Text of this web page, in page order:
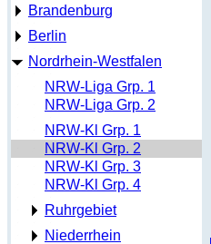
Brandenburg
Berlin
Nordrhein-Westfalen
NRW-Liga Grp. 1
NRW-Liga Grp. 2
NRW-Kl Grp. 1
NRW-Kl Grp. 2
NRW-Kl Grp. 3
NRW-Kl Grp. 4
Ruhrgebiet
Niederrhein